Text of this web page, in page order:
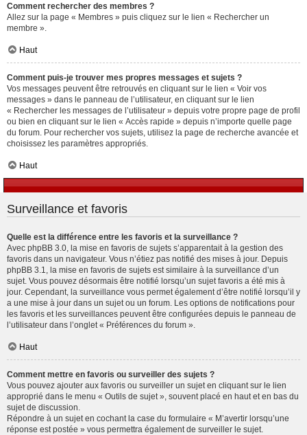
Comment rechercher des membres ?
Allez sur la page « Membres » puis cliquez sur le lien « Rechercher un
membre ».
Haut
Comment puis-je trouver mes propres messages et sujets ?
Vos messages peuvent être retrouvés en cliquant sur le lien « Voir vos
messages » dans le panneau de l’utilisateur, en cliquant sur le lien
« Rechercher les messages de l’utilisateur » depuis votre propre page de profil
ou bien en cliquant sur le lien « Accès rapide » depuis n’importe quelle page
du forum. Pour rechercher vos sujets, utilisez la page de recherche avancée et
choisissez les paramètres appropriés.
Haut
Surveillance et favoris
Quelle est la différence entre les favoris et la surveillance ?
Avec phpBB 3.0, la mise en favoris de sujets s’apparentait à la gestion des
favoris dans un navigateur. Vous n’étiez pas notifié des mises à jour. Depuis
phpBB 3.1, la mise en favoris de sujets est similaire à la surveillance d’un
sujet. Vous pouvez désormais être notifié lorsqu’un sujet favoris a été mis à
jour. Cependant, la surveillance vous permet également d’être notifié lorsqu’il y
a une mise à jour dans un sujet ou un forum. Les options de notifications pour
les favoris et les surveillances peuvent être configurées depuis le panneau de
l’utilisateur dans l’onglet « Préférences du forum ».
Haut
Comment mettre en favoris ou surveiller des sujets ?
Vous pouvez ajouter aux favoris ou surveiller un sujet en cliquant sur le lien
approprié dans le menu « Outils de sujet », souvent placé en haut et en bas du
sujet de discussion.
Répondre à un sujet en cochant la case du formulaire « M’avertir lorsqu’une
réponse est postée » vous permettra également de surveiller le sujet.